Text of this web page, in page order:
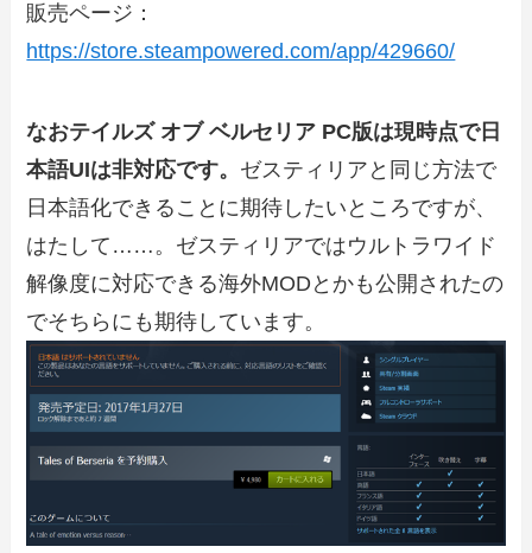
販売ページ：
https://store.steampowered.com/app/429660/
なおテイルズ オブ ベルセリア PC版は現時点で日
本語UIは非対応です。 ゼスティリアと同じ方法で
日本語化できることに期待したいところですが、
はたして……。ゼスティリアではウルトラワイド
解像度に対応できる海外MODとかも公開されたの
でそちらにも期待しています。